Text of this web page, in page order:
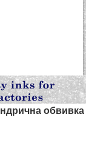
обвивка